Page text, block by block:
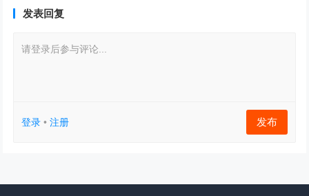
发表回复
请登录后参与评论...
登录 •注册 发布